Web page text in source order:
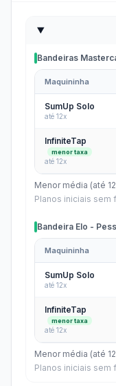
Bandeiras
Maquininha
SumUp Solo
até 12x
InfiniteTap
menor taxa
até 12x
Menor média (até
Planos iniciais sem
Bandeira Elo -
Maquininha
SumUp Solo
até 12x
InfiniteTap
menor taxa
até 12x
Menor média (até
Planos iniciais sem